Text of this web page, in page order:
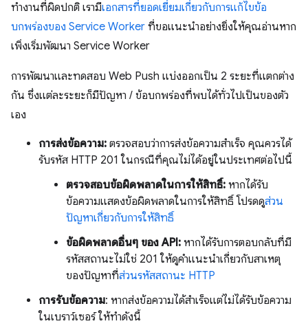
ทำงานที่ผิดปกติ เรามีเอกสารที่ยอดเยี่ยมเกี่ยวกับการแก้ไขข้อ
บกพร่องของ Service Worker ที่ขอแนะนําอย่างยิ่งให้คุณอ่านหาก
เพิ่งเริ่มพัฒนา Service Worker
การพัฒนาและทดสอบ Web Push แบ่งออกเป็น 2 ระยะที่แตกต่าง
กัน ซึ่งแต่ละระยะก็มีปัญหา / ข้อบกพร่องที่พบได้ทั่วไปเป็นของตัว
เอง
การส่งข้อความ: ตรวจสอบว่าการส่งข้อความสำเร็จ คุณควรได้
รับรหัส HTTP 201 ในกรณีที่คุณไม่ได้อยู่ในประเทศต่อไปนี้
ตรวจสอบข้อผิดพลาดในการให้สิทธิ์: หากได้รับ
ข้อความแสดงข้อผิดพลาดในการให้สิทธิ์ โปรดดูส่วน
ปัญหาเกี่ยวกับการให้สิทธิ์
ข้อผิดพลาดอื่นๆ ของ API: หากได้รับการตอบกลับที่มี
รหัสสถานะไม่ใช่ 201 ให้ดูคำแนะนำเกี่ยวกับสาเหตุ
ของปัญหาที่ส่วนรหัสสถานะ HTTP
การรับข้อความ: หากส่งข้อความได้สําเร็จแต่ไม่ได้รับข้อความ
ในเบราว์เซอร์ ให้ทําดังนี้